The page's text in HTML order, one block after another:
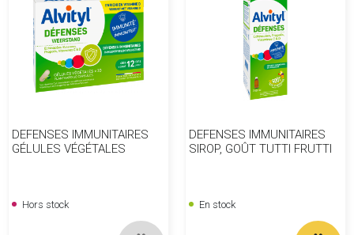
DEFENSES IMMUNITAIRES
GÉLULES VÉGÉTALES
Hors stock
DEFENSES IMMUNITAIRES
SIROP, GOÛT TUTTI FRUTTI
En stock